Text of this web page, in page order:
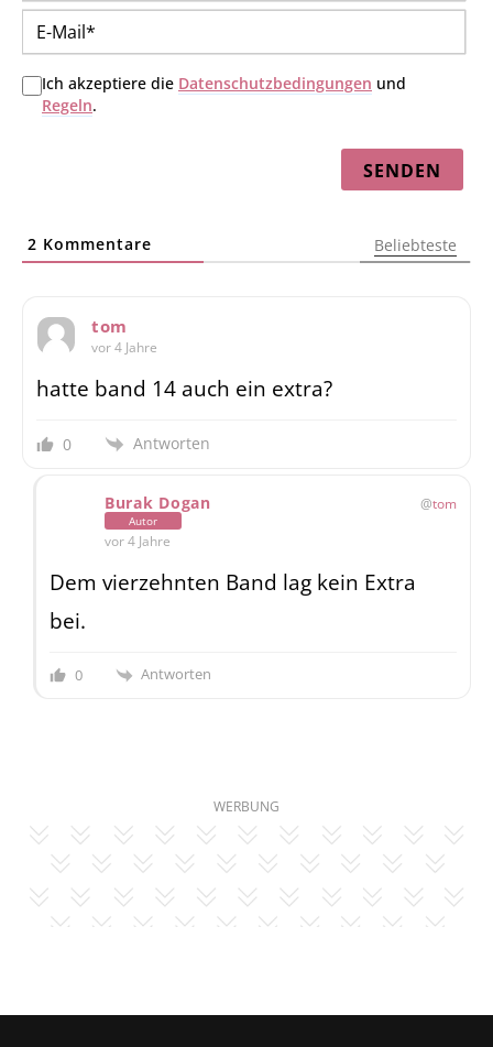
Ich akzeptiere die Datenschutzbedingungen und
Regeln.
2 Kommentare Beliebteste
tom
vor 4 Jahre
hatte band 14 auch ein extra?
0 Antworten
Burak Dogan
Autor
tom
vor 4 Jahre
Dem vierzehnten Band lag kein Extra
bei.
0 Antworten
WERBUNG